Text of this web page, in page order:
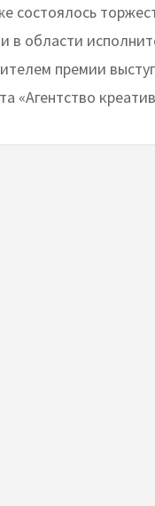
состоялось
в области
премии
«Агентство